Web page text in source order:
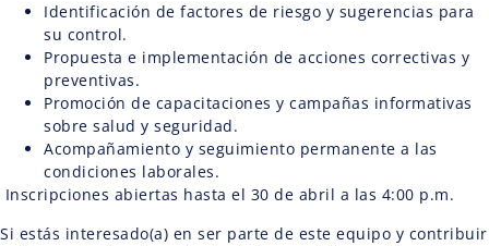
Identificación de factores de riesgo y sugerencias para
su control.
Propuesta e implementación de acciones correctivas y
preventivas.
Promoción de capacitaciones y campañas informativas
sobre salud y seguridad.
Acompañamiento y seguimiento permanente a las
condiciones laborales.
Inscripciones abiertas hasta el 30 de abril a las 4:00 p.m.
Si estás interesado(a) en ser parte de este equipo y contribuir